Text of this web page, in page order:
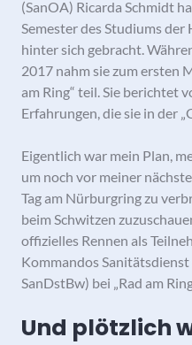
(SanOA) Ricarda Schmidt
Semester des Studiums
hinter sich gebracht.
2017 nahm sie zum ersten
am Ring“ teil. Sie berichtet
Erfahrungen, die sie in der
Eigentlich war mein Plan,
um noch vor meiner
Tag am Nürburgring zu
beim Schwitzen
offizielles Rennen als
Kommandos
SanDstBw) bei „Rad am
Und plötzlich